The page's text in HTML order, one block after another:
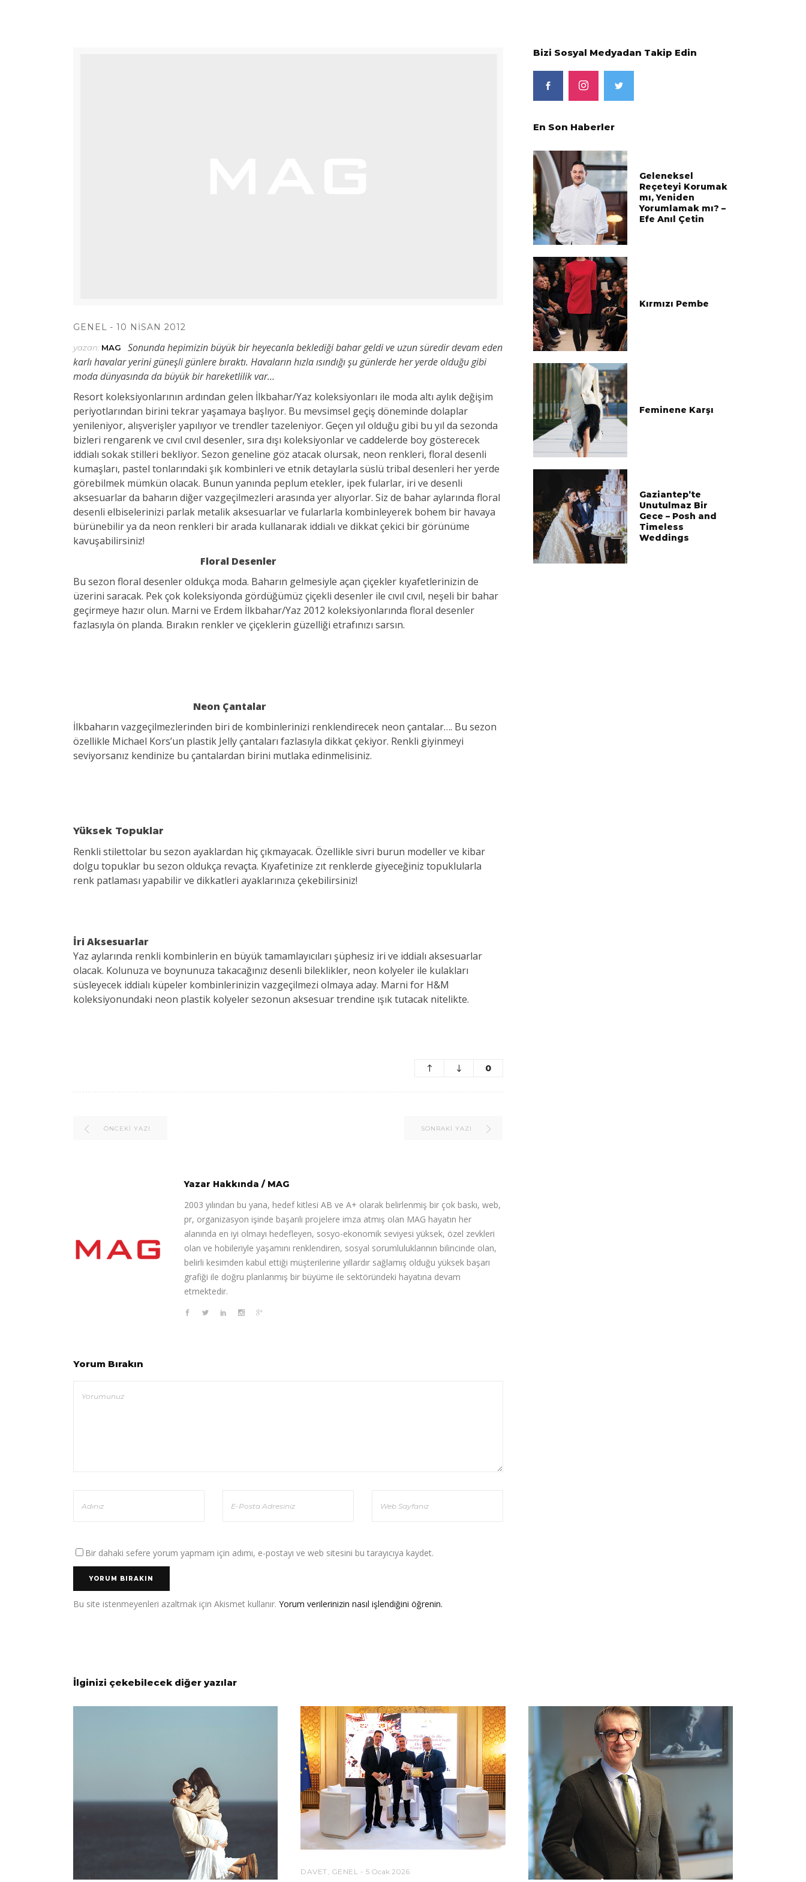
GENEL 10 NISAN 2012
yazan: MAG
Sonunda hepimizin büyük bir heyecanla beklediği bahar geldi ve uzun süredir devam eden
karlı havalar yerini güneşli günlere bıraktı. Havaların hızla ısındığı şu günlerde her yerde olduğu gibi
moda dünyasında da büyük bir hareketlilik var…
Resort koleksiyonlarının ardından gelen İlkbahar/Yaz koleksiyonları ile moda altı aylık değişim
periyotlarından birini tekrar yaşamaya başlıyor. Bu mevsimsel geçiş döneminde dolaplar
yenileniyor, alışverişler yapılıyor ve trendler tazeleniyor. Geçen yıl olduğu gibi bu yıl da sezonda
bizleri rengarenk ve cıvıl cıvıl desenler, sıra dışı koleksiyonlar ve caddelerde boy gösterecek
iddialı sokak stilleri bekliyor. Sezon geneline göz atacak olursak, neon renkleri, floral desenli
kumaşları, pastel tonlarındaki şık kombinleri ve etnik detaylarla süslü tribal desenleri her yerde
görebilmek mümkün olacak. Bunun yanında peplum etekler, ipek fularlar, iri ve desenli
aksesuarlar da baharın diğer vazgeçilmezleri arasında yer alıyorlar. Siz de bahar aylarında floral
desenli elbiselerinizi parlak metalik aksesuarlar ve fularlarla kombinleyerek bohem bir havaya
bürünebilir ya da neon renkleri bir arada kullanarak iddialı ve dikkat çekici bir görünüme
kavuşabilirsiniz!
Floral Desenler
Bu sezon floral desenler oldukça moda. Baharın gelmesiyle açan çiçekler kıyafetlerinizin de
üzerini saracak. Pek çok koleksiyonda gördüğümüz çiçekli desenler ile cıvıl cıvıl, neşeli bir bahar
geçirmeye hazır olun. Marni ve Erdem İlkbahar/Yaz 2012 koleksiyonlarında floral desenler
fazlasıyla ön planda. Bırakın renkler ve çiçeklerin güzelliği etrafınızı sarsın.
Neon Çantalar
İlkbaharın vazgeçilmezlerinden biri de kombinlerinizi renklendirecek neon çantalar…. Bu sezon
özellikle Michael Kors’un plastik Jelly çantaları fazlasıyla dikkat çekiyor. Renkli giyinmeyi
seviyorsanız kendinize bu çantalardan birini mutlaka edinmelisiniz.
Yüksek Topuklar
Renkli stilettolar bu sezon ayaklardan hiç çıkmayacak. Özellikle sivri burun modeller ve kibar
dolgu topuklar bu sezon oldukça revaçta. Kıyafetinize zıt renklerde giyeceğiniz topuklularla
renk patlaması yapabilir ve dikkatleri ayaklarınıza çekebilirsiniz!
İri Aksesuarlar
Yaz aylarında renkli kombinlerin en büyük tamamlayıcıları şüphesiz iri ve iddialı aksesuarlar
olacak. Kolunuza ve boynunuza takacağınız desenli bileklikler, neon kolyeler ile kulakları
süsleyecek iddialı küpeler kombinlerinizin vazgeçilmezi olmaya aday. Marni for H&M
koleksiyonundaki neon plastik kolyeler sezonun aksesuar trendine ışık tutacak nitelikte.
0
ÖNCEKI YAZI SONRAKI YAZI
Yazar Hakkında / MAG
2003 yılından bu yana, hedef kitlesi AB ve A+ olarak belirlenmiş bir çok baskı, web,
pr, organizasyon işinde başarılı projelere imza atmış olan MAG hayatın her
alanında en iyi olmayı hedefleyen, sosyo-ekonomik seviyesi yüksek, özel zevkleri
olan ve hobileriyle yaşamını renklendiren, sosyal sorumluluklarının bilincinde olan,
belirli kesimden kabul ettiği müşterilerine yıllardır sağlamış olduğu yüksek başarı
grafiği ile doğru planlanmış bir büyüme ile sektöründeki hayatına devam
etmektedir.
Yorum Bırakın
Bir dahaki sefere yorum yapmam için adımı, e-postayı ve web sitesini bu tarayıcıya kaydet.
Bu site istenmeyenleri azaltmak için Akismet kullanır. Yorum verilerinizin nasıl işlendiğini öğrenin.
Bizi Sosyal Medyadan Takip Edin
En Son Haberler
Geleneksel
Reçeteyi Korumak
mı, Yeniden
Yorumlamak mı? –
Efe Anıl Çetin
Kırmızı Pembe
Feminene Karşı
Gaziantep’te
Unutulmaz Bir
Gece – Posh and
Timeless
Weddings
İlginizi çekebilecek diğer yazılar
DAVET GENEL 5 Ocak 2026